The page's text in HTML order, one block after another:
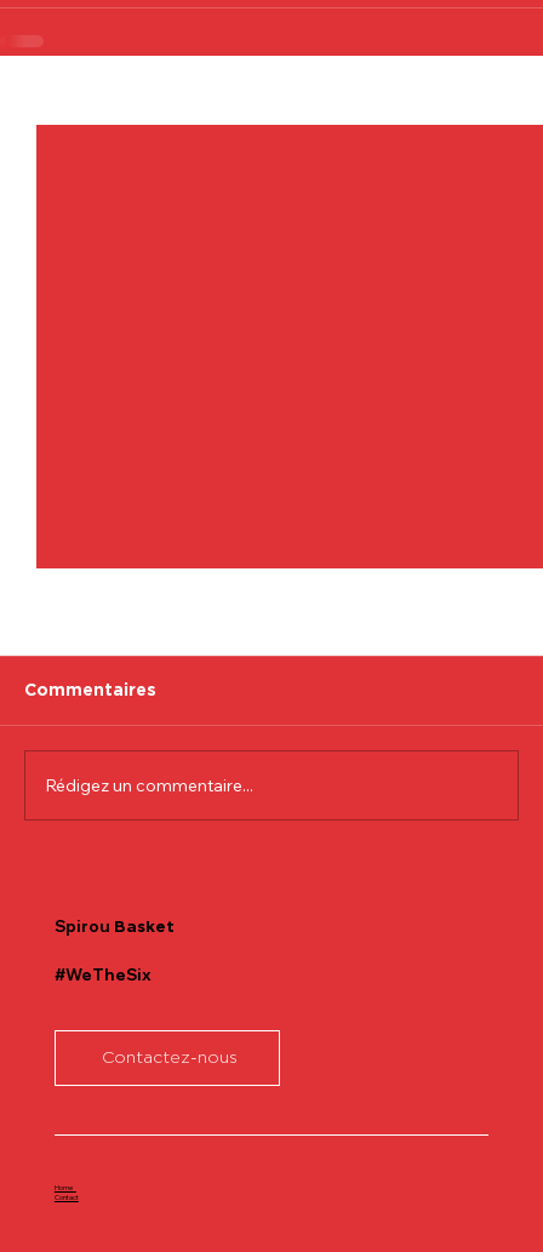
Commentaires
Rédigez un commentaire...
Spirou Basket
#WeTheSix
Contactez-nous
Home
Contact